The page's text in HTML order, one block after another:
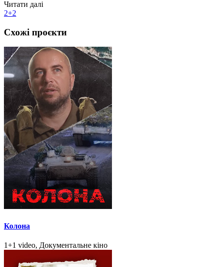
Читати далі
2+2
Схожі проєкти
Колона
1+1 video, Документальне кіно